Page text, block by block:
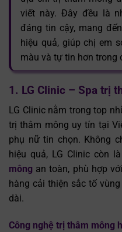
viết này. Đây đều là
đáng tin cậy, mang
hiệu quả, giúp chị em
màu và tự tin hơn trong
1. LG Clinic – Spa trị
LG Clinic nằm trong top
trị thâm mông uy tín tại
phụ nữ tin chọn. Không
hiệu quả, LG Clinic còn
mông an toàn, phù hợp
hàng cải thiện sắc tố
dài.
Công nghệ trị thâm mông